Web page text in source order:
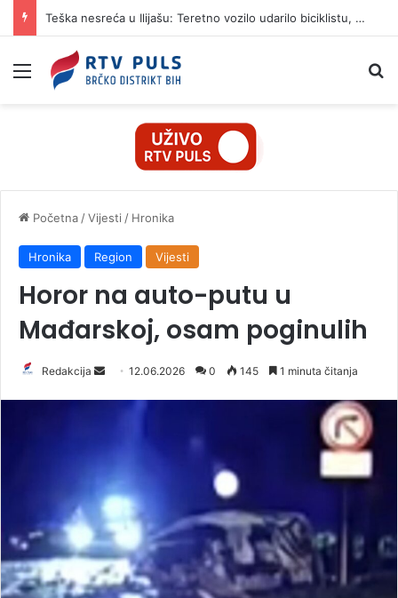
Teška nesreća u Ilijašu: Teretno vozilo udarilo biciklistu, 75-godišnjak zadržan u bolnici
Izbornik
Početna /Vijesti / Hronika
Hronika Region Vijesti
Horor na auto-putu u
Mađarskoj, osam poginulih
Redakcija
n
e
m
a
i
l
12.06.2026 0 145 1 minuta čitanja